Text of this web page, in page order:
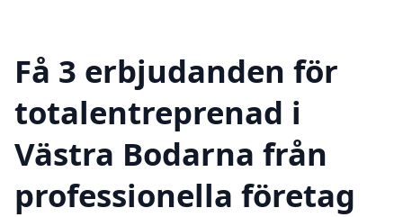
Få 3 erbjudanden för
totalentreprenad i
Västra Bodarna från
professionella företag